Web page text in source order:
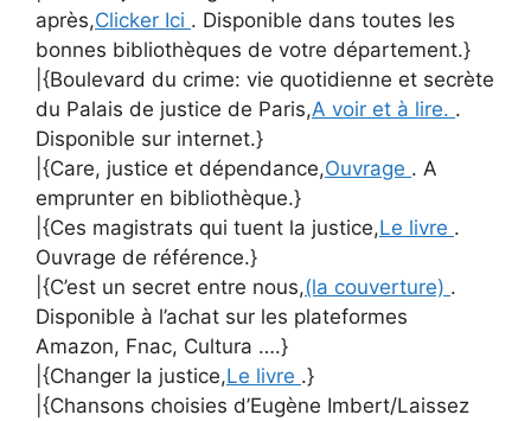
après,Clicker Ici . Disponible dans toutes les
bonnes bibliothèques de votre département.}
|{Boulevard du crime: vie quotidienne et secrète
du Palais de justice de Paris,A voir et à lire. .
Disponible sur internet.}
|{Care, justice et dépendance,Ouvrage . A
emprunter en bibliothèque.}
|{Ces magistrats qui tuent la justice,Le livre .
Ouvrage de référence.}
|{C’est un secret entre nous,(la couverture) .
Disponible à l’achat sur les plateformes
Amazon, Fnac, Cultura ….}
|{Changer la justice,Le livre .}
|{Chansons choisies d’Eugène Imbert/Laissez